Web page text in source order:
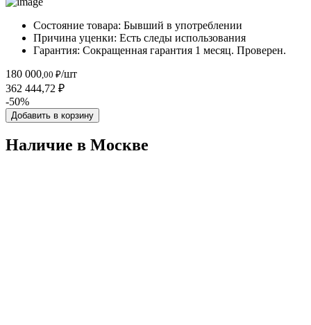
Состояние товара: Бывший в употреблении
Причина уценки: Есть следы использования
Гарантия: Сокращенная гарантия 1 месяц. Проверен.
180 000 ,00 ₽/шт
362 444,72 ₽
-50%
Добавить в корзину
Наличие в Москвe